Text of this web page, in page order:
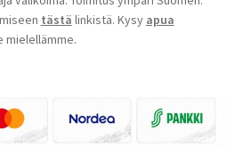
tästä linkistä. Kysy apua
mielellämme.